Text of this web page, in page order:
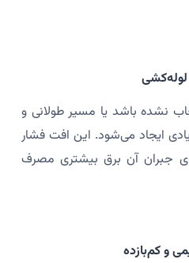
نشده باشد یا مسیر طولانی و
ایجاد می‌شود. این افت فشار
جبران آن برق بیشتری مصرف